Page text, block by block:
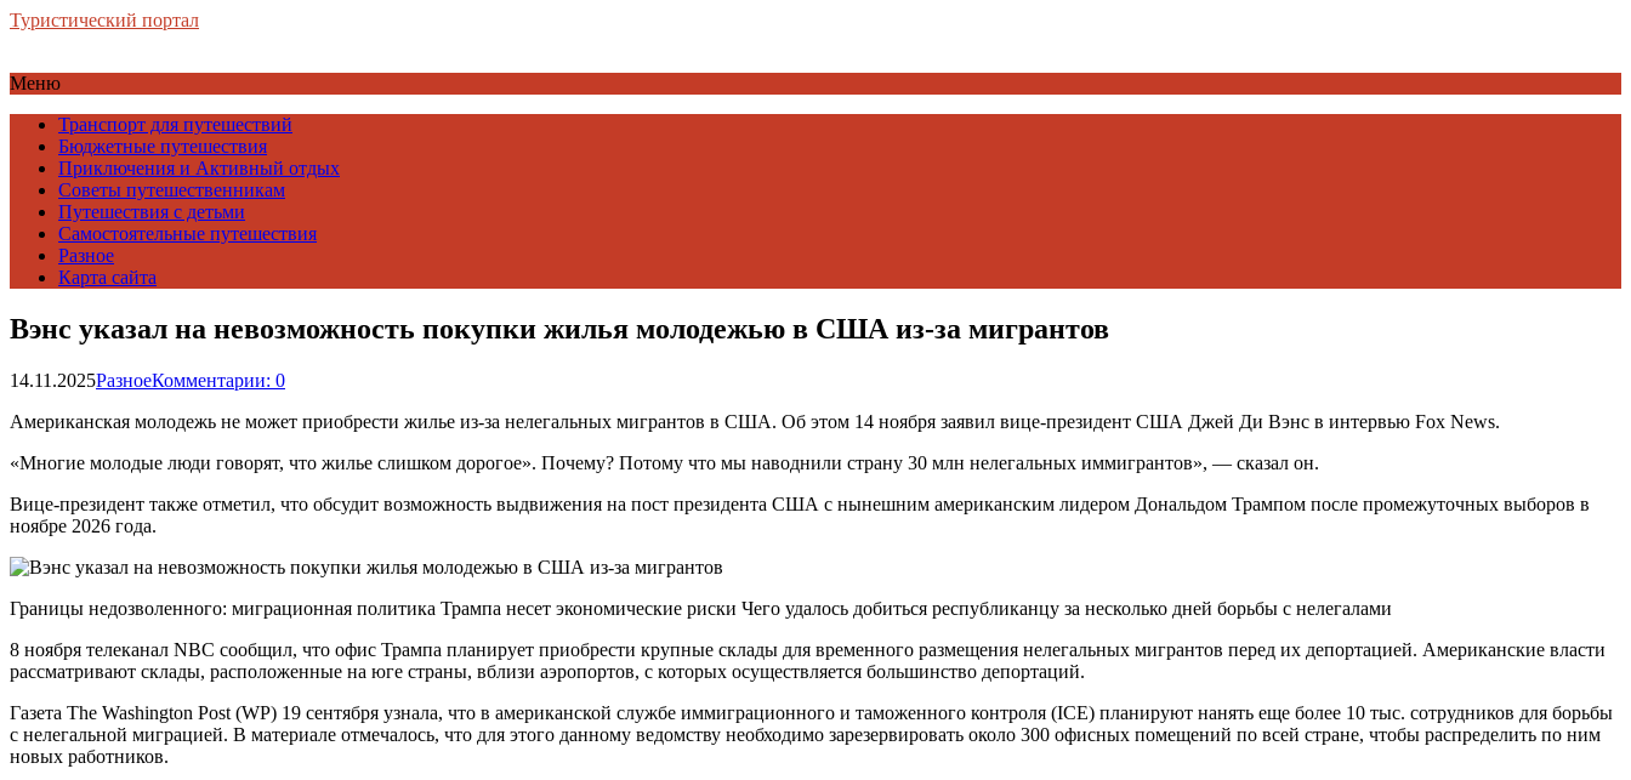
Туристический портал
Меню
Транспорт для путешествий
Бюджетные путешествия
Приключения и Активный отдых
Советы путешественникам
Путешествия с детьми
Самостоятельные путешествия
Разное
Карта сайта
Вэнс указал на невозможность покупки жилья молодежью в США из-за мигрантов
14.11.2025РазноеКомментарии: 0
Американская молодежь не может приобрести жилье из-за нелегальных мигрантов в США. Об этом 14 ноября заявил вице-президент США Джей Ди Вэнс в интервью Fox News.
«Многие молодые люди говорят, что жилье слишком дорогое». Почему? Потому что мы наводнили страну 30 млн нелегальных иммигрантов», — сказал он.
Вице-президент также отметил, что обсудит возможность выдвижения на пост президента США с нынешним американским лидером Дональдом Трампом после промежуточных выборов в
ноябре 2026 года.
Границы недозволенного: миграционная политика Трампа несет экономические риски Чего удалось добиться республиканцу за несколько дней борьбы с нелегалами
8 ноября телеканал NBC сообщил, что офис Трампа планирует приобрести крупные склады для временного размещения нелегальных мигрантов перед их депортацией. Американские власти
рассматривают склады, расположенные на юге страны, вблизи аэропортов, с которых осуществляется большинство депортаций.
Газета The Washington Post (WP) 19 сентября узнала, что в американской службе иммиграционного и таможенного контроля (ICE) планируют нанять еще более 10 тыс. сотрудников для борьбы
с нелегальной миграцией. В материале отмечалось, что для этого данному ведомству необходимо зарезервировать около 300 офисных помещений по всей стране, чтобы распределить по ним
новых работников.